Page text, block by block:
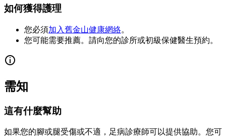
如何獲得護理
您必須加入舊金山健康網絡。
您可能需要推薦。請向您的診所或初級保健醫生預約。
需知
這有什麼幫助
如果您的腳或腿受傷或不適，足病診療師可以提供協助。您可